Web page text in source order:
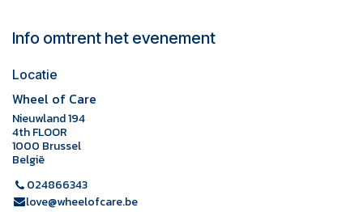
Info omtrent het evenement
Locatie
Wheel of Care
Nieuwland 194
4th FLOOR
1000 Brussel
België
024866343
love@wheelofcare.be